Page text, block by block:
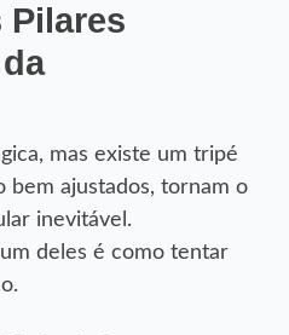
Pilares
mas existe um tripé
bem ajustados, tornam o
inevitável.
deles é como tentar